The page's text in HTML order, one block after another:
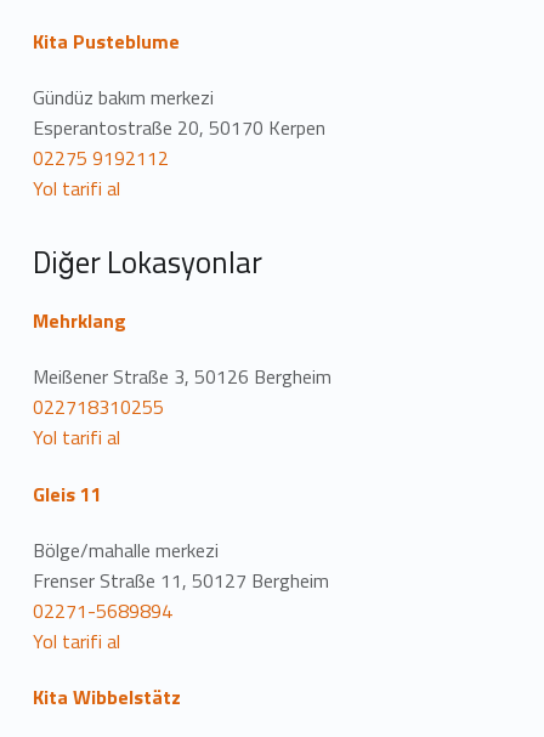
o
n
u
m
Kita Pusteblume
Gündüz bakım merkezi
Esperantostraße 20, 50170 Kerpen
02275 9192112
Yol tarifi al
Diğer Lokasyonlar
Mehrklang
Meißener Straße 3, 50126 Bergheim
022718310255
Yol tarifi al
Gleis 11
Bölge/mahalle merkezi
Frenser Straße 11, 50127 Bergheim
02271-5689894
Yol tarifi al
Kita Wibbelstätz